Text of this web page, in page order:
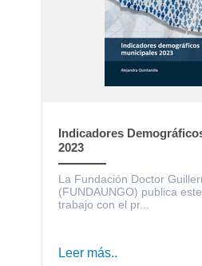
Indicadores
2023
La Fundación Doctor
(FUNDAUNGO) publica
trabajo con el pr...
Leer más..